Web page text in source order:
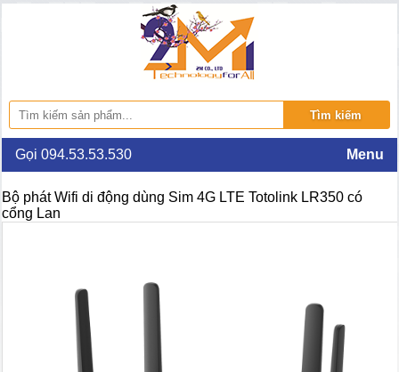
Gọi 094.53.53.530 Menu
Bộ phát Wifi di động dùng Sim 4G LTE Totolink LR350 có
cổng Lan